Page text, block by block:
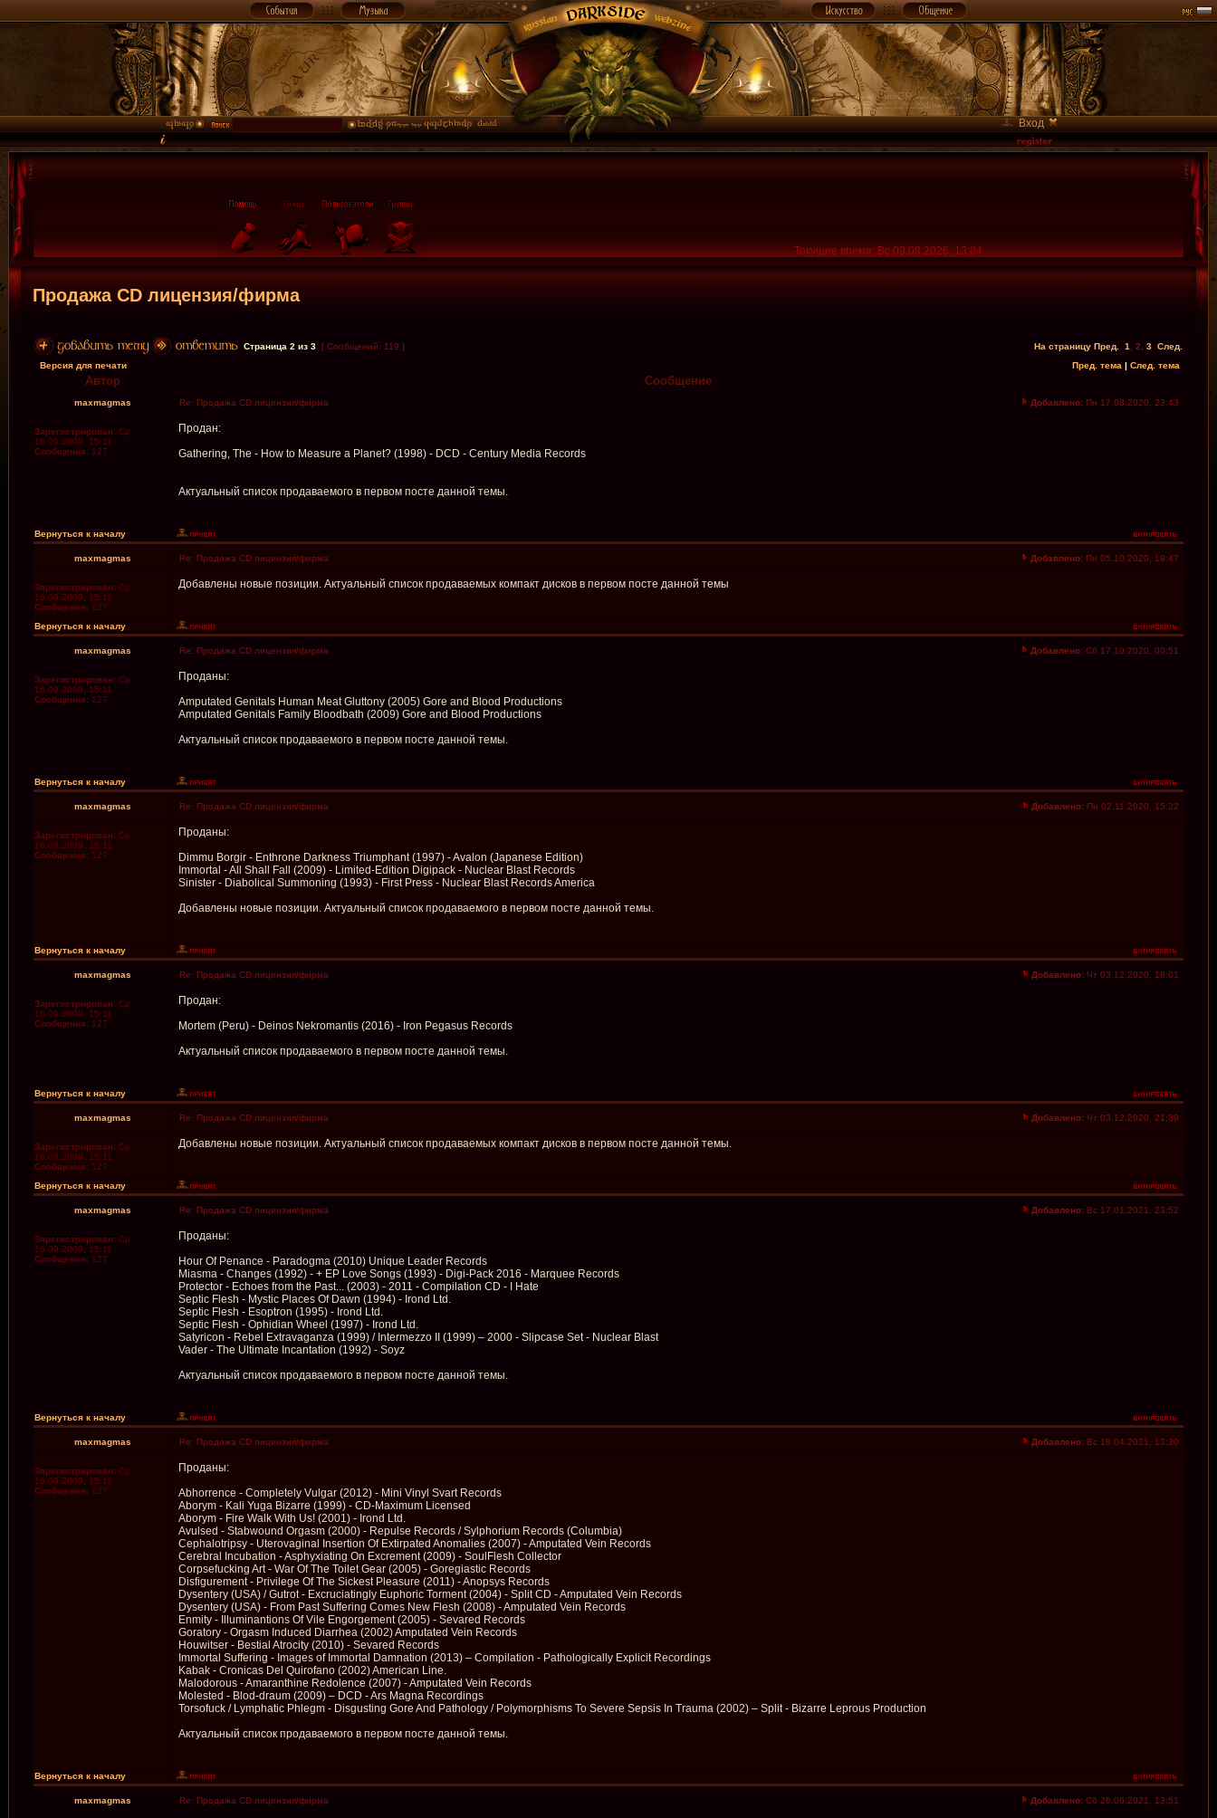
Вход
Текущее время: Вс 09.08.2026, 13:04
Продажа CD лицензия/фирма
Страница 2 из 3 [ Сообщений: 119 ] На страницу Пред. 1 2 3 След.
Версия для печати
Пред. тема | След. тема
Автор Сообщение
maxmagmas Re: Продажа CD лицензия/фирма Добавлено: Пн 17.08.2020, 23:43
Зарегистрирован: Ср
16.09.2009, 15:11
Сообщения: 127
Продан:
Gathering, The - How to Measure a Planet? (1998) - DCD - Century Media Records
Актуальный список продаваемого в первом посте данной темы.
Вернуться к началу
maxmagmas Re: Продажа CD лицензия/фирма Добавлено: Пн 05.10.2020, 19:47
Зарегистрирован: Ср
16.09.2009, 15:11
Сообщения: 127
Добавлены новые позиции. Актуальный список продаваемых компакт дисков в первом посте данной темы
Вернуться к началу
maxmagmas Re: Продажа CD лицензия/фирма Добавлено: Сб 17.10.2020, 00:51
Зарегистрирован: Ср
16.09.2009, 15:11
Сообщения: 127
Проданы:
Amputated Genitals Human Meat Gluttony (2005) Gore and Blood Productions
Amputated Genitals Family Bloodbath (2009) Gore and Blood Productions
Актуальный список продаваемого в первом посте данной темы.
Вернуться к началу
maxmagmas Re: Продажа CD лицензия/фирма Добавлено: Пн 02.11.2020, 15:22
Зарегистрирован: Ср
16.09.2009, 15:11
Сообщения: 127
Проданы:
Dimmu Borgir - Enthrone Darkness Triumphant (1997) - Avalon (Japanese Edition)
Immortal - All Shall Fall (2009) - Limited-Edition Digipack - Nuclear Blast Records
Sinister - Diabolical Summoning (1993) - First Press - Nuclear Blast Records America
Добавлены новые позиции. Актуальный список продаваемого в первом посте данной темы.
Вернуться к началу
maxmagmas Re: Продажа CD лицензия/фирма Добавлено: Чт 03.12.2020, 18:01
Зарегистрирован: Ср
16.09.2009, 15:11
Сообщения: 127
Продан:
Mortem (Peru) - Deinos Nekromantis (2016) - Iron Pegasus Records
Актуальный список продаваемого в первом посте данной темы.
Вернуться к началу
maxmagmas Re: Продажа CD лицензия/фирма Добавлено: Чт 03.12.2020, 21:39
Зарегистрирован: Ср
16.09.2009, 15:11
Сообщения: 127
Добавлены новые позиции. Актуальный список продаваемых компакт дисков в первом посте данной темы.
Вернуться к началу
maxmagmas Re: Продажа CD лицензия/фирма Добавлено: Вс 17.01.2021, 23:52
Зарегистрирован: Ср
16.09.2009, 15:11
Сообщения: 127
Проданы:
Hour Of Penance - Paradogma (2010) Unique Leader Records
Miasma - Changes (1992) - + EP Love Songs (1993) - Digi-Pack 2016 - Marquee Records
Protector - Echoes from the Past... (2003) - 2011 - Compilation CD - I Hate
Septic Flesh - Mystic Places Of Dawn (1994) - Irond Ltd.
Septic Flesh - Esoptron (1995) - Irond Ltd.
Septic Flesh - Ophidian Wheel (1997) - Irond Ltd.
Satyricon - Rebel Extravaganza (1999) / Intermezzo II (1999) – 2000 - Slipcase Set - Nuclear Blast
Vader - The Ultimate Incantation (1992) - Soyz
Актуальный список продаваемого в первом посте данной темы.
Вернуться к началу
maxmagmas Re: Продажа CD лицензия/фирма Добавлено: Вс 18.04.2021, 13:30
Зарегистрирован: Ср
16.09.2009, 15:11
Сообщения: 127
Проданы:
Abhorrence - Completely Vulgar (2012) - Mini Vinyl Svart Records
Aborym - Kali Yuga Bizarre (1999) - CD-Maximum Licensed
Aborym - Fire Walk With Us! (2001) - Irond Ltd.
Avulsed - Stabwound Orgasm (2000) - Repulse Records / Sylphorium Records (Columbia)
Cephalotripsy - Uterovaginal Insertion Of Extirpated Anomalies (2007) - Amputated Vein Records
Cerebral Incubation - Asphyxiating On Excrement (2009) - SoulFlesh Collector
Corpsefucking Art - War Of The Toilet Gear (2005) - Goregiastic Records
Disfigurement - Privilege Of The Sickest Pleasure (2011) - Anopsys Records
Dysentery (USA) / Gutrot - Excruciatingly Euphoric Torment (2004) - Split CD - Amputated Vein Records
Dysentery (USA) - From Past Suffering Comes New Flesh (2008) - Amputated Vein Records
Enmity - Illuminantions Of Vile Engorgement (2005) - Sevared Records
Goratory - Orgasm Induced Diarrhea (2002) Amputated Vein Records
Houwitser - Bestial Atrocity (2010) - Sevared Records
Immortal Suffering - Images of Immortal Damnation (2013) – Compilation - Pathologically Explicit Recordings
Kabak - Cronicas Del Quirofano (2002) American Line.
Malodorous - Amaranthine Redolence (2007) - Amputated Vein Records
Molested - Blod-draum (2009) – DCD - Ars Magna Recordings
Torsofuck / Lymphatic Phlegm - Disgusting Gore And Pathology / Polymorphisms To Severe Sepsis In Trauma (2002) – Split - Bizarre Leprous Production
Актуальный список продаваемого в первом посте данной темы.
Вернуться к началу
maxmagmas Re: Продажа CD лицензия/фирма Добавлено: Сб 26.06.2021, 13:51